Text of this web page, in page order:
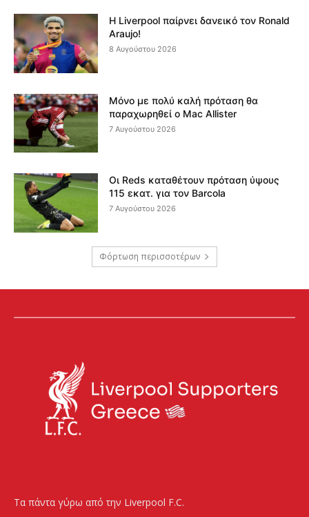
Η Liverpool παίρνει δανεικό τον Ronald
Araujo!
8 Αυγούστου 2026
Μόνο με πολύ καλή πρόταση θα
παραχωρηθεί ο Mac Allister
7 Αυγούστου 2026
Οι Reds καταθέτουν πρόταση ύψους
115 εκατ. για τον Barcola
7 Αυγούστου 2026
Φόρτωση περισσοτέρων
Τα πάντα γύρω από την Liverpool F.C.